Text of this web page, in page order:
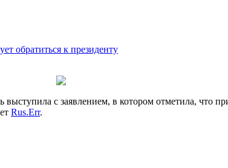
обратиться к президенту
выступила с заявлением, в котором отметила, что
Rus.Err.